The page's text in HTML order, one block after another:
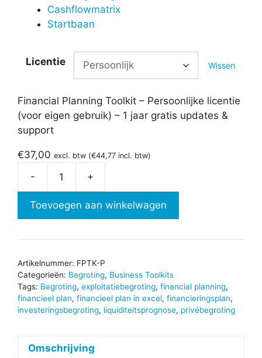
Cashflowmatrix
Startbaan
Licentie Wissen
Financial Planning Toolkit – Persoonlijke licentie
(voor eigen gebruik) – 1 jaar gratis updates &
support
€37,00 excl. btw (€44,77 incl. btw)
-
Toolkit
+
Toevoegen aan winkelwagen
Artikelnummer: FPTK-P
Categorieën: Begroting, Business Toolkits
Tags: Begroting, exploitatiebegroting, financial planning,
financieel plan, financieel plan in excel, financieringsplan,
investeringsbegroting, liquiditeitsprognose, privébegroting
Omschrijving